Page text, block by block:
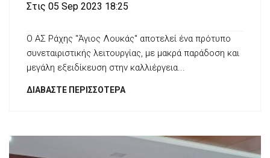
Στις 05 Sep 2023 18:25
Ο ΑΣ Ράχης "Άγιος Λουκάς" αποτελεί ένα πρότυπο
συνεταιριστικής λειτουργίας, με μακρά παράδοση και
μεγάλη εξειδίκευση στην καλλιέργεια...
ΔΙΑΒΆΣΤΕ ΠΕΡΙΣΣΌΤΕΡΑ